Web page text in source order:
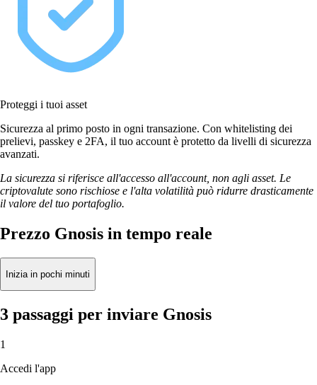
Proteggi i tuoi asset
Sicurezza al primo posto in ogni transazione. Con whitelisting dei
prelievi, passkey e 2FA, il tuo account è protetto da livelli di sicurezza
avanzati.
La sicurezza si riferisce all'accesso all'account, non agli asset. Le
criptovalute sono rischiose e l'alta volatilità può ridurre drasticamente
il valore del tuo portafoglio.
Prezzo Gnosis in tempo reale
Inizia in pochi minuti
3 passaggi per inviare Gnosis
1
Accedi l'app